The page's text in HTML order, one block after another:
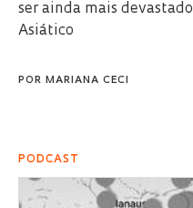
ser ainda mais
Asiático
POR MARIANA CECI
PODCAST